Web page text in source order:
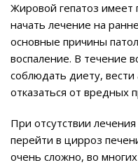
Жировой гепатоз имеет
начать лечение на
основные причины
воспаление. В течение
соблюдать диету,
отказаться от вредных
При отсутствии
перейти в цирроз
очень сложно, во